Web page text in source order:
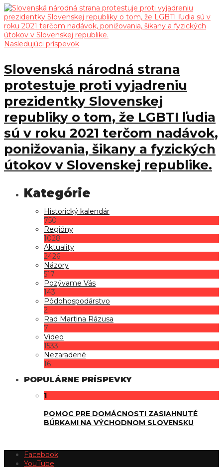
Nasledujúci príspevok
Slovenská národná strana
protestuje proti vyjadreniu
prezidentky Slovenskej
republiky o tom, že LGBTI ľudia
sú v roku 2021 terčom nadávok,
ponižovania, šikany a fyzických
útokov v Slovenskej republike.
Historický kalendár
750
Regióny
1028
Aktuality
2426
Názory
517
Pozývame Vás
143
Pôdohospodárstvo
2
Rad Martina Rázusa
7
Video
1533
Nezaradené
16
POPULÁRNE PRÍSPEVKY
1
POMOC PRE DOMÁCNOSTI ZASIAHNUTÉ
BÚRKAMI NA VÝCHODNOM SLOVENSKU
Facebook
YouTube